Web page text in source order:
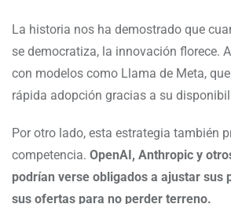
La historia nos ha demostrado que
se democratiza, la innovación florece.
con modelos como Llama de Meta,
rápida adopción gracias a su
Por otro lado, esta estrategia también
competencia. OpenAI, Anthropic y
podrían verse obligados a ajustar sus
sus ofertas para no perder terreno.